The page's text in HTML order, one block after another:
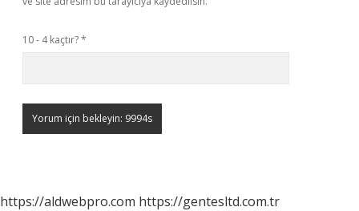
10 - 4 kaçtır?*
https://aldwebpro.com https://gentesltd.com.tr